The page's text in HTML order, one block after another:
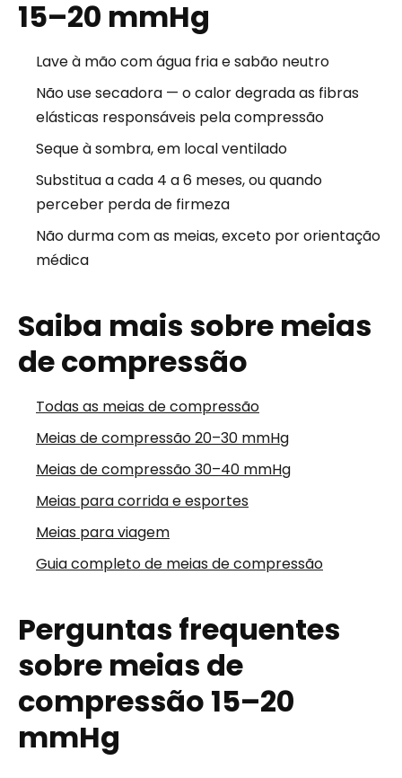
15–20 mmHg
Lave à mão com água fria e sabão neutro
Não use secadora — o calor degrada as fibras
elásticas responsáveis pela compressão
Seque à sombra, em local ventilado
Substitua a cada 4 a 6 meses, ou quando
perceber perda de firmeza
Não durma com as meias, exceto por orientação
médica
Saiba mais sobre meias
de compressão
Todas as meias de compressão
Meias de compressão 20–30 mmHg
Meias de compressão 30–40 mmHg
Meias para corrida e esportes
Meias para viagem
Guia completo de meias de compressão
Perguntas frequentes
sobre meias de
compressão 15–20
mmHg